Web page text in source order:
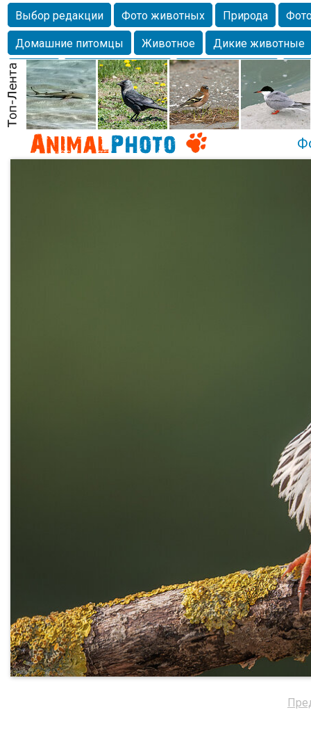
Выбор редакции Фото животных Природа
Домашние питомцы
Животное
Дикие животные
Собаки
Alexanderandronik Млекопитающие
Морда
Собачка Осень Портрет
Домашние
Насекомое
Коты Lebert Дикие птицы Утка